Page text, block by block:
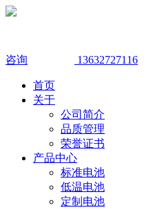
咨询 13632727116
首页
关于
公司简介
品质管理
荣誉证书
产品中心
标准电池
低温电池
定制电池